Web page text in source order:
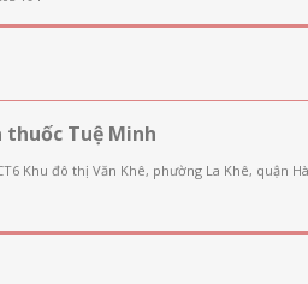
thuốc Tuệ Minh
Khu đô thị Văn Khê, phường La Khê, quận